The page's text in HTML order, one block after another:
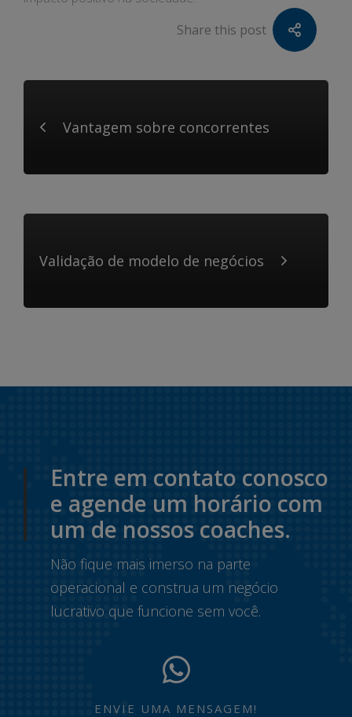
Share this post
Vantagem sobre concorrentes
Validação de modelo de negócios
Entre em contato conosco
e agende um horário com
um de nossos coaches.
Não fique mais imerso na parte
operacional e construa um negócio
lucrativo que funcione sem você.
ENVIE UMA MENSAGEM!